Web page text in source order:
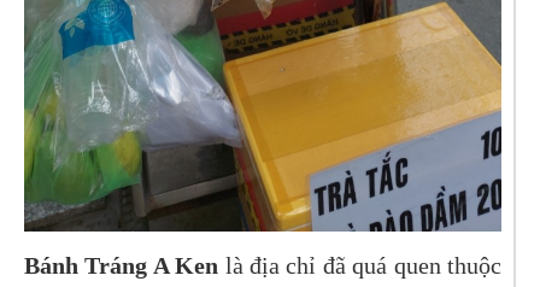
Bánh Tráng A Ken là địa chỉ đã quá quen thuộc